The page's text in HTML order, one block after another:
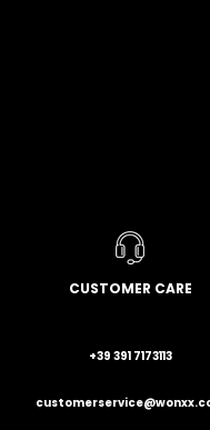
CUSTOMER CARE
+39 391 7173113